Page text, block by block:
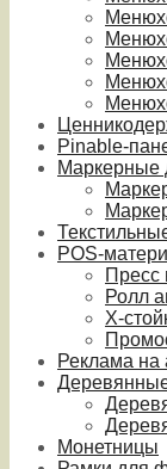
Pinable-
Маркерные
POS-
Пресс
Ролл
Х-
Реклама на
Монетницы